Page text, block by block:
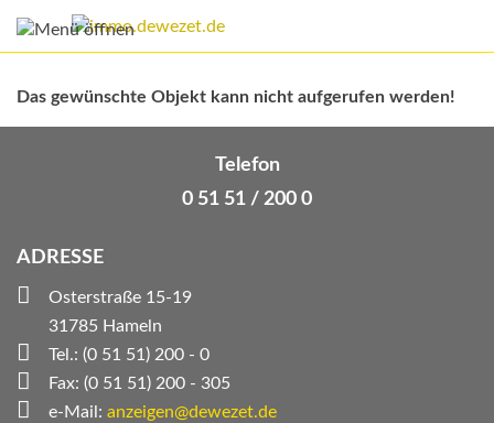
Das gewünschte Objekt kann nicht aufgerufen werden!
Telefon
0 51 51 / 200 0
ADRESSE
Osterstraße 15-19
31785 Hameln
Tel.: (0 51 51) 200 - 0
Fax: (0 51 51) 200 - 305
e-Mail: anzeigen@dewezet.de